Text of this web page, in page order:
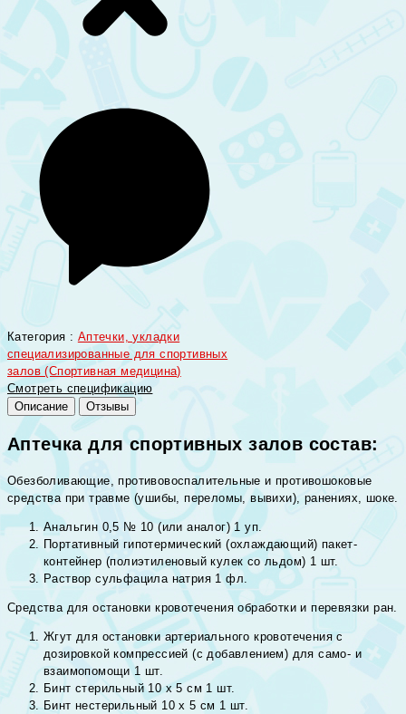
Категория : Аптечки, укладки
специализированные для спортивных
залов (Спортивная медицина)
Смотреть спецификацию
Описание
Отзывы
Аптечка для спортивных залов состав:
Обезболивающие, противовоспалительные и противошоковые
средства при травме (ушибы, переломы, вывихи), ранениях, шоке.
Анальгин 0,5 № 10 (или аналог) 1 уп.
Портативный гипотермический (охлаждающий) пакет-
контейнер (полиэтиленовый кулек со льдом) 1 шт.
Раствор сульфацила натрия 1 фл.
Средства для остановки кровотечения обработки и перевязки ран.
Жгут для остановки артериального кровотечения с
дозировкой компрессией (с добавлением) для само- и
взаимопомощи 1 шт.
Бинт стерильный 10 х 5 см 1 шт.
Бинт нестерильный 10 х 5 см 1 шт.